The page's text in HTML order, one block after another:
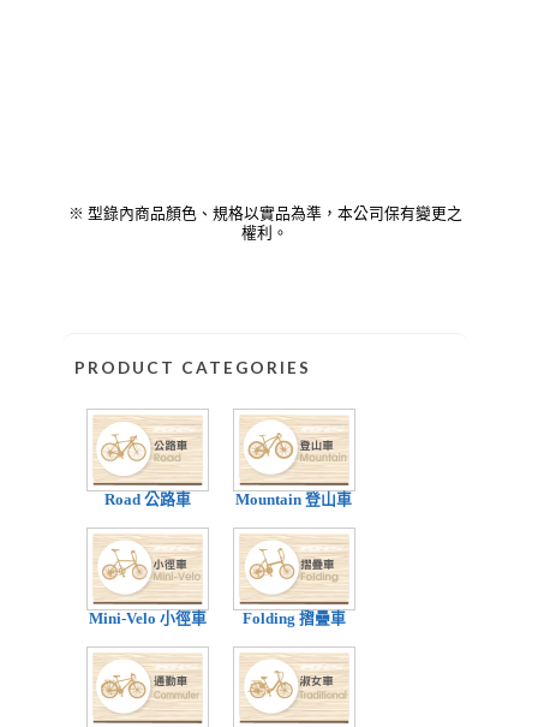
※ 型錄內商品顏色、規格以實品為準，本公司保有變更之
權利。
PRODUCT CATEGORIES
Road 公路車 Mountain 登山車
Mini-Velo 小徑車 Folding 摺疊車